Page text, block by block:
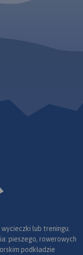
lub treningu.
pieszego, rowerowych
podkładzie